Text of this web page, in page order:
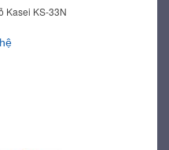
Kasei KS-33N